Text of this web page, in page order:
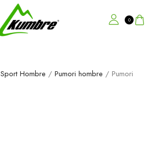
0
Sport Hombre / Pumori hombre / Pumori